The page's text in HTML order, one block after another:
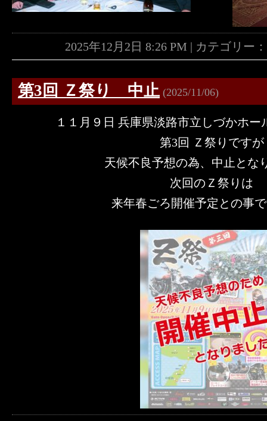
2025年12月2日 8:26 PM | カテゴリー
第3回 Ｚ祭り 中止 (2025/11/06)
１１月９日 兵庫県淡路市立しづかホー
第3回 Ｚ祭りですが
天候不良予想の為、中止とな
次回のＺ祭りは
来年春ごろ開催予定との事